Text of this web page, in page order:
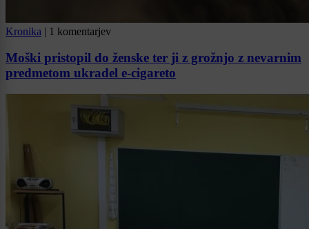
Kronika | 1 komentarjev
Moški pristopil do ženske ter ji z grožnjo z nevarnim
predmetom ukradel e-cigareto